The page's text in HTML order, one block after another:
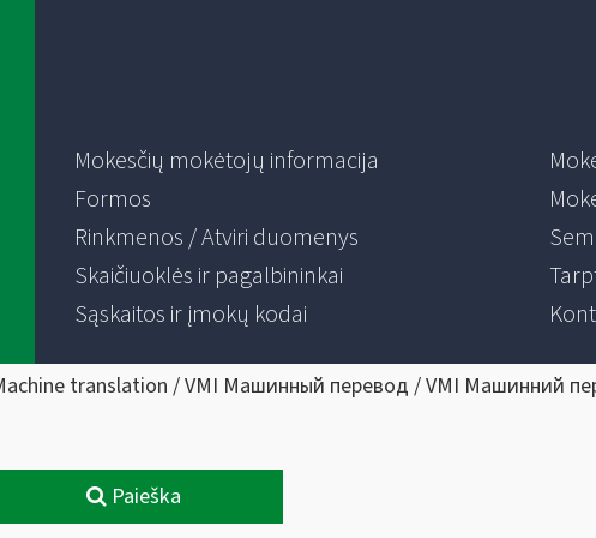
Mokesčių mokėtojų informacija
Formos
Rinkmenos / Atviri duomenys
Skaičiuoklės ir pagalbininkai
Sąskaitos ir įmokų kodai
translation / VMI Машинный перевод / VMI Машинний
Paieška